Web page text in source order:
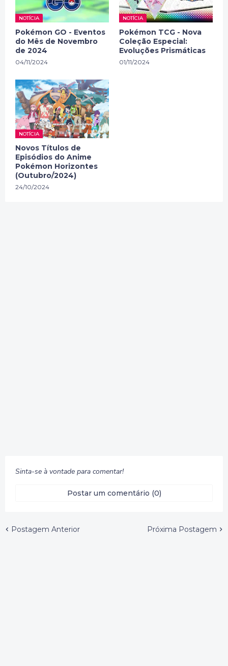
NOTÍCIA
Pokémon GO - Eventos
do Mês de Novembro
de 2024
04/11/2024
NOTÍCIA
Pokémon TCG - Nova
Coleção Especial:
Evoluções Prismáticas
01/11/2024
NOTÍCIA
Novos Títulos de
Episódios do Anime
Pokémon Horizontes
(Outubro/2024)
24/10/2024
Sinta-se à vontade para comentar!
Postar um comentário (0)
Postagem Anterior Próxima Postagem